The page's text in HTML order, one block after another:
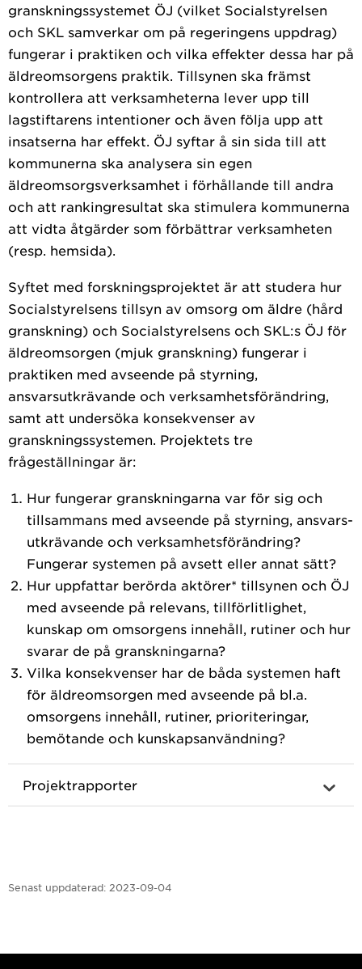
granskningssystemet ÖJ (vilket Socialstyrelsen
och SKL samverkar om på regeringens uppdrag)
fungerar i praktiken och vilka effekter dessa har på
äldreomsorgens praktik. Tillsynen ska främst
kontrollera att verksamheterna lever upp till
lagstiftarens intentioner och även följa upp att
insatserna har effekt. ÖJ syftar å sin sida till att
kommunerna ska analysera sin egen
äldreomsorgsverksamhet i förhållande till andra
och att rankingresultat ska stimulera kommunerna
att vidta åtgärder som förbättrar verksamheten
(resp. hemsida).
Syftet med forskningsprojektet är att studera hur
Socialstyrelsens tillsyn av omsorg om äldre (hård
granskning) och Socialstyrelsens och SKL:s ÖJ för
äldreomsorgen (mjuk granskning) fungerar i
praktiken med avseende på styrning,
ansvarsutkrävande och verksamhetsförändring,
samt att undersöka konsekvenser av
granskningssystemen. Projektets tre
frågeställningar är:
Hur fungerar granskningarna var för sig och
tillsammans med avseende på styrning, ansvars-
utkrävande och verksamhetsförändring?
Fungerar systemen på avsett eller annat sätt?
Hur uppfattar berörda aktörer* tillsynen och ÖJ
med avseende på relevans, tillförlitlighet,
kunskap om omsorgens innehåll, rutiner och hur
svarar de på granskningarna?
Vilka konsekvenser har de båda systemen haft
för äldreomsorgen med avseende på bl.a.
omsorgens innehåll, rutiner, prioriteringar,
bemötande och kunskapsanvändning?
Projektrapporter
Senast uppdaterad: 2023-09-04